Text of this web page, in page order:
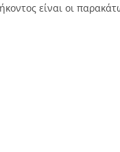
είναι οι